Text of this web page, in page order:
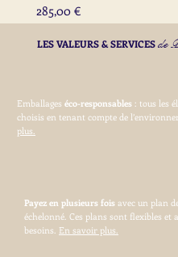
Prix
285,00 €
LES VALEURS & SERVICESde
Emballages éco-responsables : tous les
choisis en tenant compte de
plus.
Payez en plusieurs fois avec un plan
échelonné. Ces plans sont flexibles et
besoins. En savoir plus.